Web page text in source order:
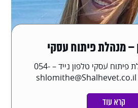
– מנהלת פיתוח עסקי
שלומית חן - מנהלת פיתוח עסקי טלפון נייד – 054-
קרא עוד